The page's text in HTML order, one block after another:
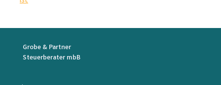
Grobe & Partner
Steuerberater mbB